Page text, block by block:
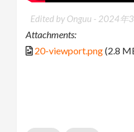
Edited by Onguu - 2024年
Attachments:
20-viewport.png(2.8